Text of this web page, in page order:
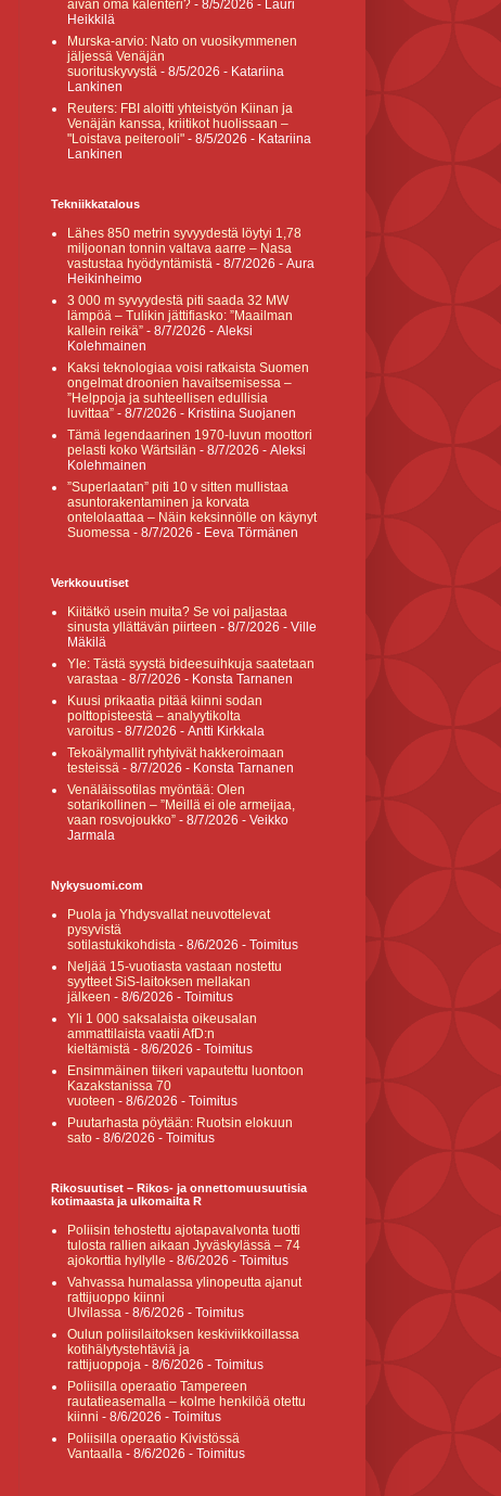
aivan oma kalenteri? - 8/5/2026 - Lauri
Heikkilä
Murska-arvio: Nato on vuosikymmenen
jäljessä Venäjän
suorituskyvystä - 8/5/2026 - Katariina
Lankinen
Reuters: FBI aloitti yhteistyön Kiinan ja
Venäjän kanssa, kriitikot huolissaan –
"Loistava peiterooli" - 8/5/2026 - Katariina
Lankinen
Tekniikkatalous
Lähes 850 metrin syvyydestä löytyi 1,78
miljoonan tonnin valtava aarre – Nasa
vastustaa hyödyntämistä - 8/7/2026 - Aura
Heikinheimo
3 000 m syvyydestä piti saada 32 MW
lämpöä – Tulikin jättifiasko: ”Maailman
kallein reikä” - 8/7/2026 - Aleksi
Kolehmainen
Kaksi teknologiaa voisi ratkaista Suomen
ongelmat droonien havaitsemisessa –
”Helppoja ja suhteellisen edullisia
luvittaa” - 8/7/2026 - Kristiina Suojanen
Tämä legendaarinen 1970-luvun moottori
pelasti koko Wärtsilän - 8/7/2026 - Aleksi
Kolehmainen
”Superlaatan” piti 10 v sitten mullistaa
asuntorakentaminen ja korvata
ontelolaattaa – Näin keksinnölle on käynyt
Suomessa - 8/7/2026 - Eeva Törmänen
Verkkouutiset
Kiitätkö usein muita? Se voi paljastaa
sinusta yllättävän piirteen - 8/7/2026 - Ville
Mäkilä
Yle: Tästä syystä bideesuihkuja saatetaan
varastaa - 8/7/2026 - Konsta Tarnanen
Kuusi prikaatia pitää kiinni sodan
polttopisteestä – analyytikolta
varoitus - 8/7/2026 - Antti Kirkkala
Tekoälymallit ryhtyivät hakkeroimaan
testeissä - 8/7/2026 - Konsta Tarnanen
Venäläissotilas myöntää: Olen
sotarikollinen – ”Meillä ei ole armeijaa,
vaan rosvojoukko” - 8/7/2026 - Veikko
Jarmala
Nykysuomi.com
Puola ja Yhdysvallat neuvottelevat
pysyvistä
sotilastukikohdista - 8/6/2026 - Toimitus
Neljää 15-vuotiasta vastaan nostettu
syytteet SiS-laitoksen mellakan
jälkeen - 8/6/2026 - Toimitus
Yli 1 000 saksalaista oikeusalan
ammattilaista vaatii AfD:n
kieltämistä - 8/6/2026 - Toimitus
Ensimmäinen tiikeri vapautettu luontoon
Kazakstanissa 70
vuoteen - 8/6/2026 - Toimitus
Puutarhasta pöytään: Ruotsin elokuun
sato - 8/6/2026 - Toimitus
Rikosuutiset – Rikos- ja onnettomuusuutisia
kotimaasta ja ulkomailta R
Poliisin tehostettu ajotapavalvonta tuotti
tulosta rallien aikaan Jyväskylässä – 74
ajokorttia hyllylle - 8/6/2026 - Toimitus
Vahvassa humalassa ylinopeutta ajanut
rattijuoppo kiinni
Ulvilassa - 8/6/2026 - Toimitus
Oulun poliisilaitoksen keskiviikkoillassa
kotihälytystehtäviä ja
rattijuoppoja - 8/6/2026 - Toimitus
Poliisilla operaatio Tampereen
rautatieasemalla – kolme henkilöä otettu
kiinni - 8/6/2026 - Toimitus
Poliisilla operaatio Kivistössä
Vantaalla - 8/6/2026 - Toimitus